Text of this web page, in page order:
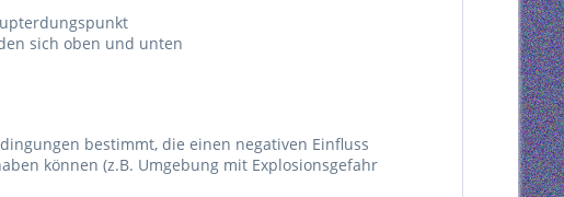
sich oben und unten
bestimmt, die einen negativen Einfluss
können (z.B. Umgebung mit Explosionsgefahr